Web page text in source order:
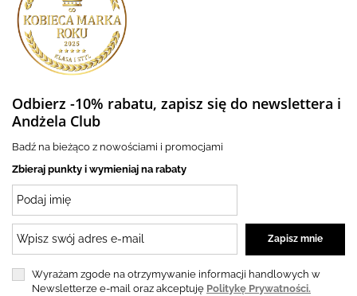
Odbierz -10% rabatu, zapisz się do newslettera i
Andżela Club
Badź na bieżąco z nowościami i promocjami
Zbieraj punkty i wymieniaj na rabaty
Wyrażam zgode na otrzymywanie informacji handlowych w
Newsletterze e-mail oraz akceptuję Politykę Prywatności.